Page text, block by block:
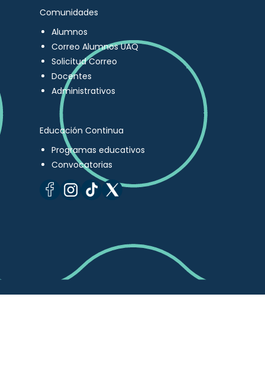
Comunidades
Alumnos
Correo Alumnos UAQ
Solicitud Correo
Docentes
Administrativos
Educación Continua
Programas educativos
Convocatorias